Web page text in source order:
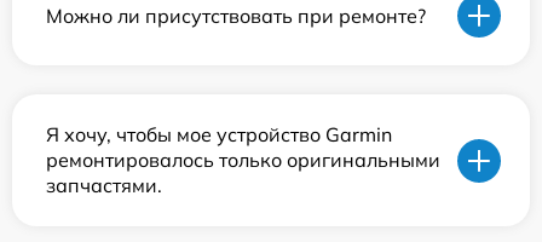
Можно ли присутствовать при ремонте?
Я хочу, чтобы мое устройство Garmin
ремонтировалось только оригинальными
запчастями.